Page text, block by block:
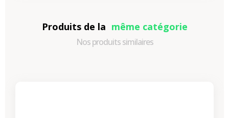
Produits de la même catégorie
Nos produits similaires